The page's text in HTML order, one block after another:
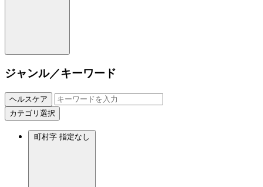
ジャンル／キーワード
ヘルスケア
カテゴリ選択
町村字 指定なし